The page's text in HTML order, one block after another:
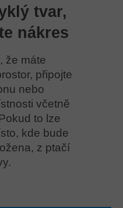
tvar,
nákres
že máte
připojte
nebo
včetně
to lze
kde bude
z ptačí